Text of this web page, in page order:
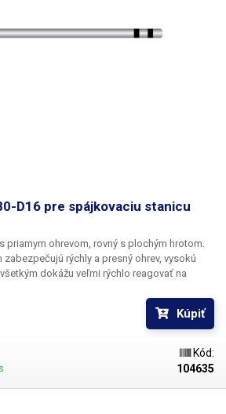
D16 pre spájkovaciu stanicu
priamym ohrevom, rovný s plochým hrotom.
rýchly a presný ohrev, vysokú
dokážu veľmi rýchlo reagovať na
konektorov alebo drôtov s veľkým prierezom.
vyrobené z nehrdzavejúcej ocele, medený
Pozor, hroty T80 sú určené
ATETOOL. Hroty T60 a T80 nie sú
98x6 mm
1ks hrot T80-
Kúpiť
Kód:
104635